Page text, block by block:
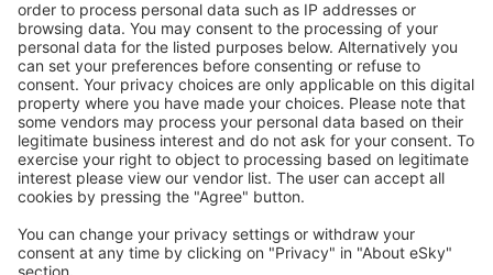
Prøv å søk etter andre kriterier
Copyright © eSkyTravel.no. Alle rettigheter forbeholdt.